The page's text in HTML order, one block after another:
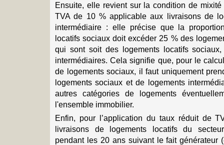
Ensuite, elle revient sur la condition de
TVA de 10 % applicable aux livraisons de
intermédiaire : elle précise que la
locatifs sociaux doit excéder 25 % des
qui sont soit des logements locatifs
intermédiaires. Cela signifie que, pour le
de logements sociaux, il faut uniquement
logements sociaux et de logements
autres catégories de logements
l'ensemble immobilier.
Enfin, pour l’application du taux réduit de
livraisons de logements locatifs du
pendant les 20 ans suivant le fait générateur